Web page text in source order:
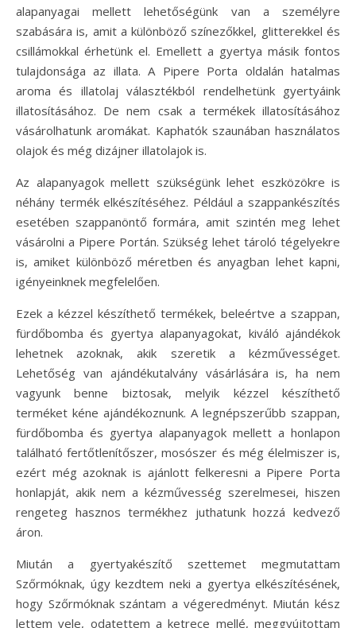
alapanyagai mellett lehetőségünk van a személyre
szabására is, amit a különböző színezőkkel, glitterekkel és
csillámokkal érhetünk el. Emellett a gyertya másik fontos
tulajdonsága az illata. A Pipere Porta oldalán hatalmas
aroma és illatolaj választékból rendelhetünk gyertyáink
illatosításához. De nem csak a termékek illatosításához
vásárolhatunk aromákat. Kaphatók szaunában használatos
olajok és még dizájner illatolajok is.
Az alapanyagok mellett szükségünk lehet eszközökre is
néhány termék elkészítéséhez. Például a szappankészítés
esetében szappanöntő formára, amit szintén meg lehet
vásárolni a Pipere Portán. Szükség lehet tároló tégelyekre
is, amiket különböző méretben és anyagban lehet kapni,
igényeinknek megfelelően.
Ezek a kézzel készíthető termékek, beleértve a szappan,
fürdőbomba és gyertya alapanyagokat, kiváló ajándékok
lehetnek azoknak, akik szeretik a kézművességet.
Lehetőség van ajándékutalvány vásárlására is, ha nem
vagyunk benne biztosak, melyik kézzel készíthető
terméket kéne ajándékoznunk. A legnépszerűbb szappan,
fürdőbomba és gyertya alapanyagok mellett a honlapon
található fertőtlenítőszer, mosószer és még élelmiszer is,
ezért még azoknak is ajánlott felkeresni a Pipere Porta
honlapját, akik nem a kézművesség szerelmesei, hiszen
rengeteg hasznos termékhez juthatunk hozzá kedvező
áron.
Miután a gyertyakészítő szettemet megmutattam
Szőrmóknak, úgy kezdtem neki a gyertya elkészítésének,
hogy Szőrmóknak szántam a végeredményt. Miután kész
lettem vele, odatettem a ketrece mellé, meggyújtottam